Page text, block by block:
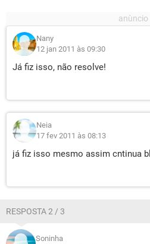
Nany
12 jan 2011 às 09:30
Já fiz isso, não resolve!
Neia
17 fev 2011 às 08:13
já fiz isso mesmo assim cntinua
RESPOSTA 2 / 3
Soninha